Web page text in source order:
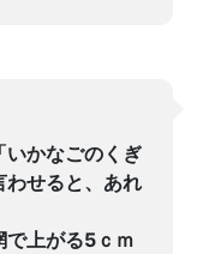
いかなごのくぎ
わせると、あれ
で上がる5ｃｍ